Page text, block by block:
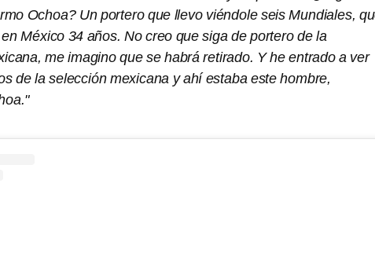
Ochoa? Un portero que llevo viéndole seis Mundiales,
México 34 años. No creo que siga de portero de la
me imagino que se habrá retirado. Y he entrado a ver
de la selección mexicana y ahí estaba este hombre,